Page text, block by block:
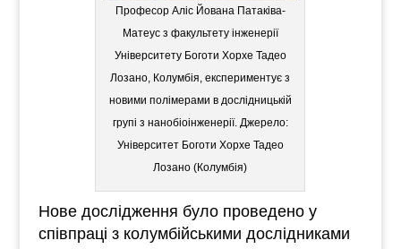
Професор Аліс Йована Патаківа-
Матеус з факультету інженерії
Університету Боготи Хорхе Тадео
Лозано, Колумбія, експериментує з
новими полімерами в дослідницькій
групі з нанобіоінженерії. Джерело:
Університет Боготи Хорхе Тадео
Лозано (Колумбія)
Нове дослідження було проведено у
співпраці з колумбійськими дослідниками